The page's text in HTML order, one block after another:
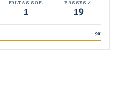
FALTAS SOF.
1
PASSES ✓
19
90'